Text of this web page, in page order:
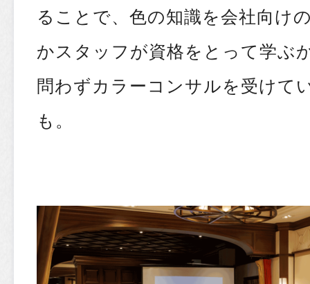
ることで、色の知識を会社向け
かスタッフが資格をとって学ぶ
問わずカラーコンサルを受けて
も。